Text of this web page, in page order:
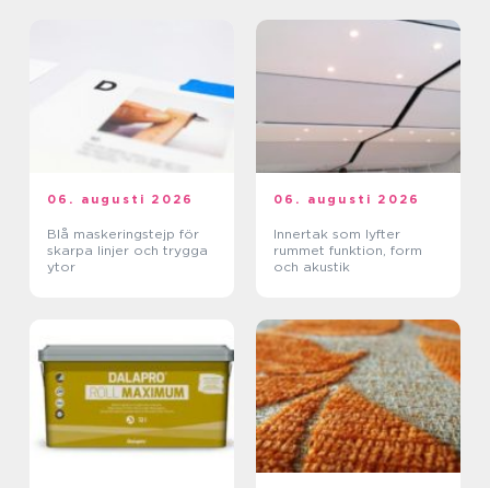
06. augusti 2026
Blå maskeringstejp för
skarpa linjer och trygga
ytor
06. augusti 2026
Innertak som lyfter
rummet funktion, form
och akustik